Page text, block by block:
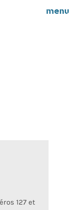
menu
127 et